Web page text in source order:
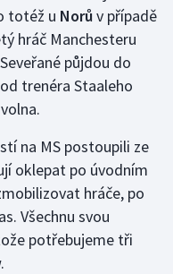
totéž u Norův případě
hráč Manchesteru
půjdou do
trenéra Staaleho
na MS postoupili ze
oklepat po úvodním
hráče, po
Všechnu svou
potřebujeme tři